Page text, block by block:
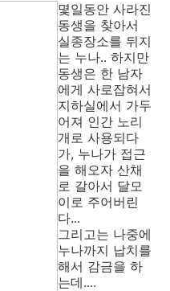
몇일동안 사라진
동생을 찾아서
실종장소를 뒤지
는 누나.. 하지만
동생은 한 남자
에게 사로잡혀서
지하실에서 가두
어져 인간 노리
개로 사용되다
가, 누나가 접근
을 해오자 산채
로 갈아서 달모
이로 주어버린
다...
그리고는 나중에
누나까지 납치를
해서 감금을 하
는데....